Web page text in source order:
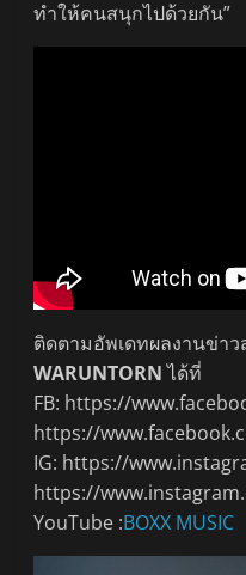
ทำให้คนสนุกไปด้วยกัน”
ติดตามอัพเดทผลงานข่าว
WARUNTORNได้ที่
FB: https://
https://
IG: https://
https://
YouTube :BOXX MUSIC